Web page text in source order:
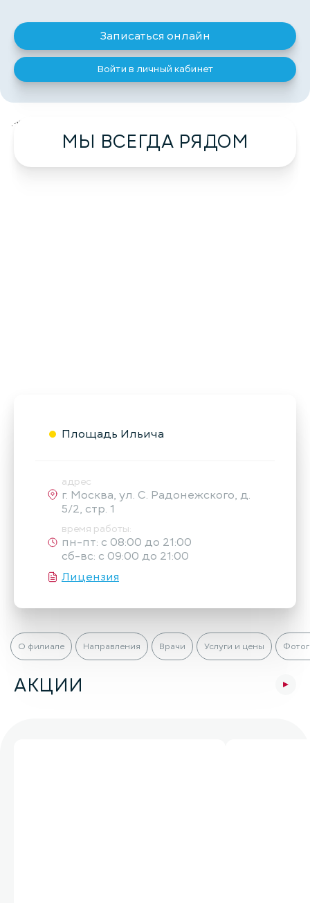
Записаться онлайн
Войти в личный кабинет
МЫ ВСЕГДА РЯДОМ
загрузка карты...
Площадь Ильича
адрес
г. Москва, ул. С. Радонежского, д.
5/2, стр. 1
время работы:
пн-пт: с 08:00 до 21:00
сб-вс: с 09:00 до 21:00
Лицензия
О филиале Направления Врачи Услуги и цены
АКЦИИ